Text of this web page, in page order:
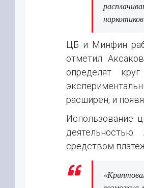
ЦБ и Минфин
отметил
определят
расширен, и
Использование
средством